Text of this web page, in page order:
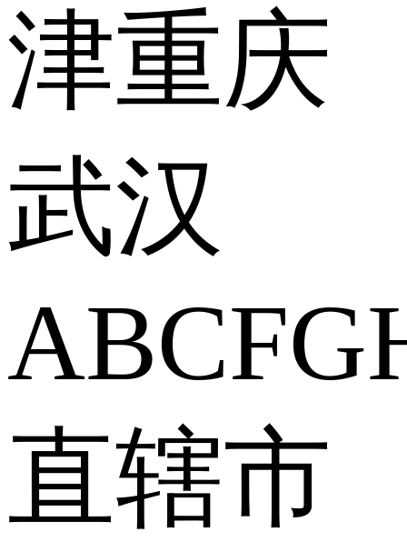
津重庆
武汉
ABCFG
直辖市